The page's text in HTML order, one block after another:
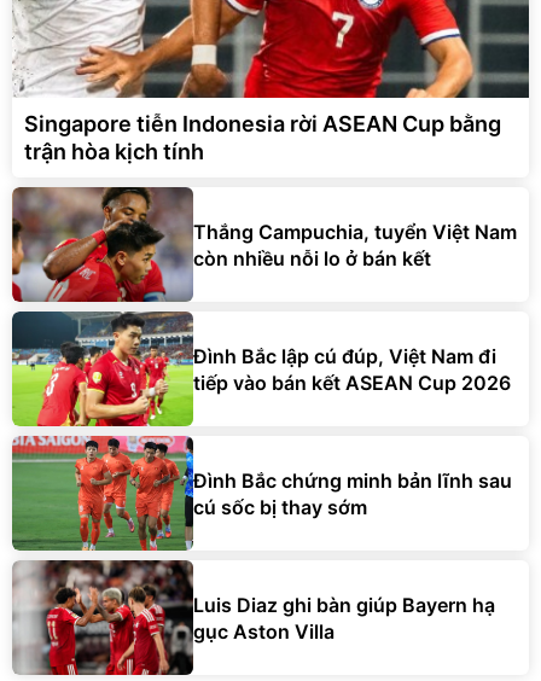
Singapore tiễn Indonesia rời ASEAN Cup bằng
trận hòa kịch tính
Thắng Campuchia, tuyển Việt Nam
còn nhiều nỗi lo ở bán kết
Đình Bắc lập cú đúp, Việt Nam đi
tiếp vào bán kết ASEAN Cup 2026
Đình Bắc chứng minh bản lĩnh sau
cú sốc bị thay sớm
Luis Diaz ghi bàn giúp Bayern hạ
gục Aston Villa